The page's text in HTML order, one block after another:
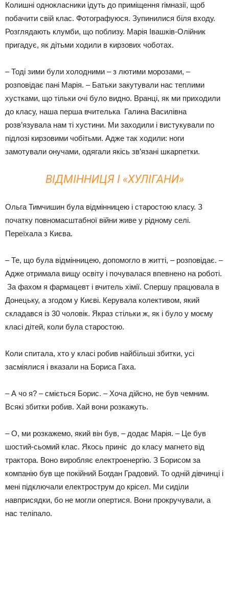
Колишні однокласники ідуть до приміщення гімназії, щоб
побачити свій клас. Фотографуюся. Зупинилися біля входу.
Розглядають клумби, що поблизу. Марія Івашків-Олійник
пригадує, як дітьми ходили в кирзових чоботах.
– Тоді зими були холодними – з лютими морозами, –
розповідає пані Марія. – Батьки закутували нас теплими
хустками, що тільки очі було видно. Вранці, як ми приходили
до класу, наша перша вчителька Галина Василівна
розв’язувала нам ті хустини. Ми заходили і вистукували по
підлозі кирзовими чобітьми. Адже так ходили: ноги
замотували онучами, одягали якісь зв’язані шкарпетки.
ВІДМІННИЦЯ І «ХУЛІГАНИ»
Ольга Тимчишин була відмінницею і старостою класу. З
початку повномасштабної війни живе у рідному селі.
Переїхала з Києва.
– Те, що була відмінницею, допомогло в житті, – розповідає. –
Адже отримала вищу освіту і почувалася впевнено на роботі.
За фахом я фармацевт і вчитель хімії. Спершу працювала в
Донецьку, а згодом у Києві. Керувала колективом, який
складався із 30 чоловік. Якраз стільки ж, як і було у моєму
класі дітей, коли була старостою.
Коли спитала, хто у класі робив найбільші збитки, усі
засміялися і вказали на Бориса Гаха.
– А чо я? – сміється Борис. – Хоча дійсно, не був чемним.
Всякі збитки робив. Хай вони розкажуть.
– О, ми розкажемо, який він був, – додає Марія. – Це був
шостий-сьомий клас. Якось приніс до класу магнето від
трактора. Воно виробляє електроенергію. З Борисом за
компанію був ще покійний Богдан Градовий. То одній дівчинці і
мені підключали електрострум до крісел. Ми сиділи
навприсядки, бо не могли опертися. Вони прокручували, а
нас теліпало.